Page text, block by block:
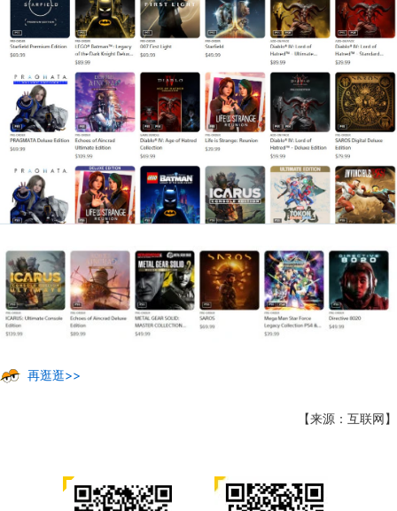
再逛逛>>
【来源：互联网】